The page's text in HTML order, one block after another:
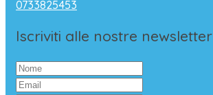
0733825453
Iscriviti alle nostre newsletter